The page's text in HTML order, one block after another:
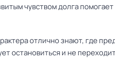
чувством долга
отлично знают, где
остановиться и не